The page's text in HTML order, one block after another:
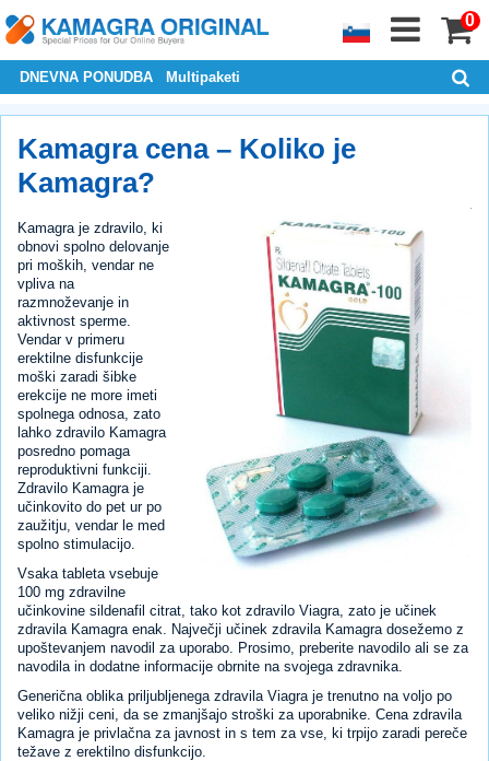
0
DNEVNA PONUDBA Multipaketi
Kamagra cena – Koliko je
Kamagra?
Kamagra je zdravilo, ki
obnovi spolno delovanje
pri moških, vendar ne
vpliva na
razmnoževanje in
aktivnost sperme.
Vendar v primeru
erektilne disfunkcije
moški zaradi šibke
erekcije ne more imeti
spolnega odnosa, zato
lahko zdravilo Kamagra
posredno pomaga
reproduktivni funkciji.
Zdravilo Kamagra je
učinkovito do pet ur po
zaužitju, vendar le med
spolno stimulacijo.
Vsaka tableta vsebuje
100 mg zdravilne
učinkovine sildenafil citrat, tako kot zdravilo Viagra, zato je učinek
zdravila Kamagra enak. Največji učinek zdravila Kamagra dosežemo z
upoštevanjem navodil za uporabo. Prosimo, preberite navodilo ali se za
navodila in dodatne informacije obrnite na svojega zdravnika.
Generična oblika priljubljenega zdravila Viagra je trenutno na voljo po
veliko nižji ceni, da se zmanjšajo stroški za uporabnike. Cena zdravila
Kamagra je privlačna za javnost in s tem za vse, ki trpijo zaradi pereče
težave z erektilno disfunkcijo.